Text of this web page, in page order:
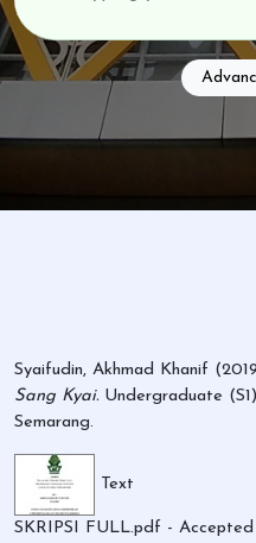
Syaifudin, Akhmad Khanif
Sang Kyai. Undergraduate
Semarang.
Text
SKRIPSI FULL.pdf - Accepted